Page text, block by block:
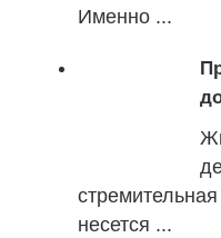
Именно ...
несется ...